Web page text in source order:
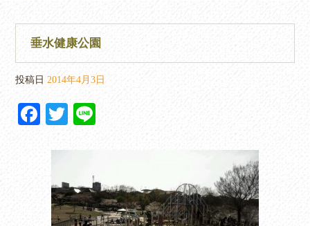
垂水健康公園
投稿日 2014年4月3日
Fa
bo
ok
T
r